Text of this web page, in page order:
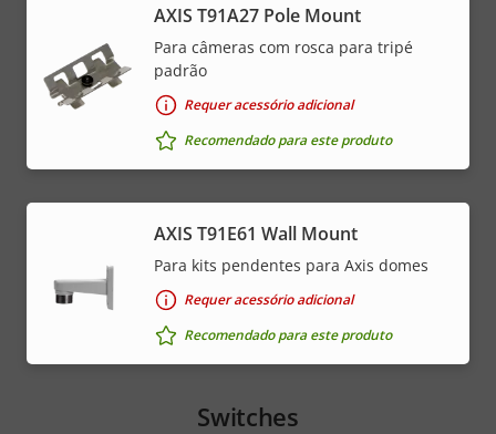
AXIS T91A27 Pole Mount
Para câmeras com rosca para tripé
padrão
Requer acessório adicional
Recomendado para este produto
AXIS T91E61 Wall Mount
Para kits pendentes para Axis domes
Requer acessório adicional
Recomendado para este produto
Switches